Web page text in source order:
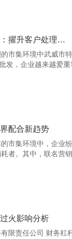
端客户打造专属管
断限时优惠和促销活
买一送一”或“限时扣
营销型SCRM：擢升客户处理与转变效力
市集环境中武威市
发，企业越来越爱重
（Social
）动作一种
个性化营销。它不
基于数据瞻念察进行
。 同期，SCR
配合新趋势
市集环境中，企业
者。其中，联名营销
市特缘农资有限责
为品牌进步影响力的
有的消耗体验。举
、食物品牌与影视IP
。 株洲县确占燃料
火影响分析
限责任公司 财务杠